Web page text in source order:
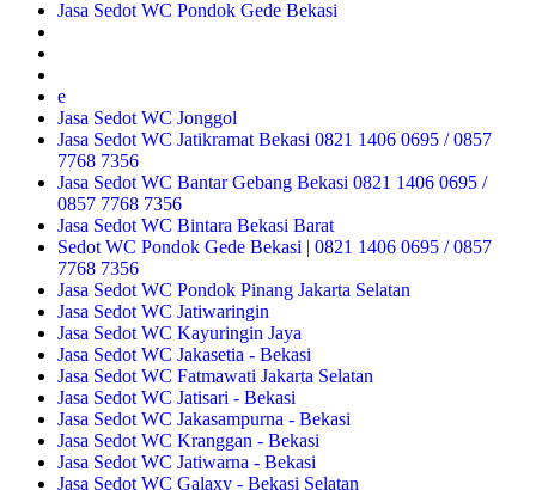
Jasa Sedot WC Pondok Gede Bekasi
e
Jasa Sedot WC Jonggol
Jasa Sedot WC Jatikramat Bekasi 0821 1406 0695 / 0857
7768 7356
Jasa Sedot WC Bantar Gebang Bekasi 0821 1406 0695 /
0857 7768 7356
Jasa Sedot WC Bintara Bekasi Barat
Sedot WC Pondok Gede Bekasi | 0821 1406 0695 / 0857
7768 7356
Jasa Sedot WC Pondok Pinang Jakarta Selatan
Jasa Sedot WC Jatiwaringin
Jasa Sedot WC Kayuringin Jaya
Jasa Sedot WC Jakasetia - Bekasi
Jasa Sedot WC Fatmawati Jakarta Selatan
Jasa Sedot WC Jatisari - Bekasi
Jasa Sedot WC Jakasampurna - Bekasi
Jasa Sedot WC Kranggan - Bekasi
Jasa Sedot WC Jatiwarna - Bekasi
Jasa Sedot WC Galaxy - Bekasi Selatan